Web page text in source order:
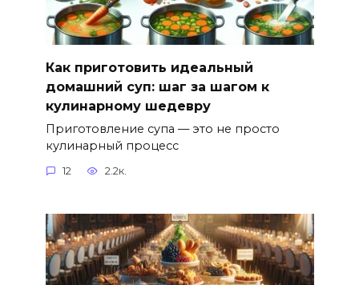
Как приготовить идеальный
домашний суп: шаг за шагом к
кулинарному шедевру
Приготовление супа — это не просто
кулинарный процесс
12 2.2к.